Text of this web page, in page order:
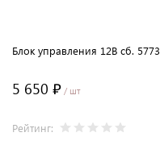
Блок управления 12В сб. 5773
5 650 ₽ / шт
Рейтинг: